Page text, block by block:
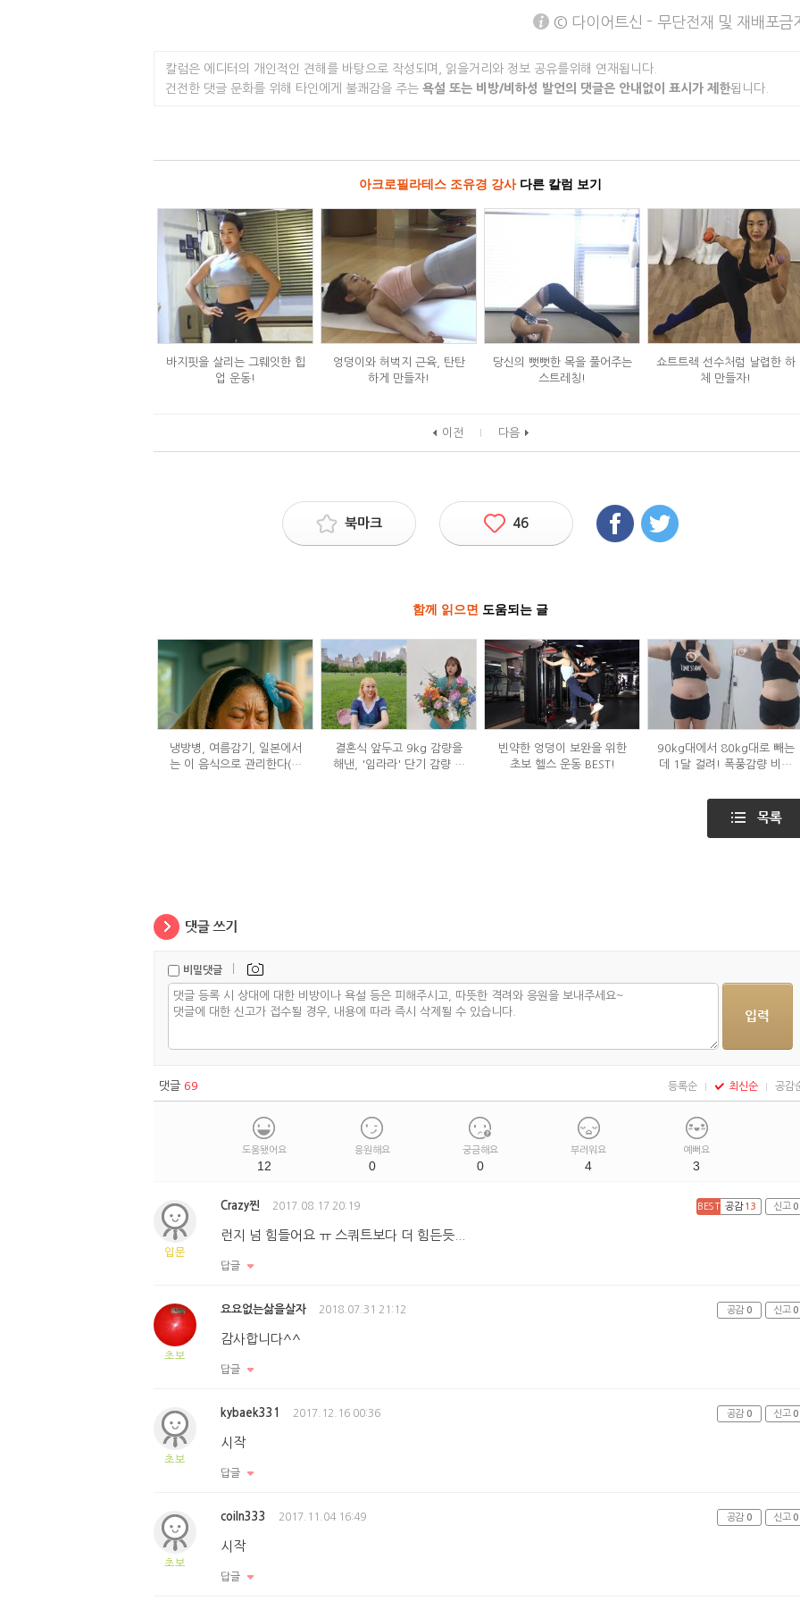
© 다이어트신 - 무단전재 및 재배포금
칼럼은 에디터의 개인적인 견해를 바탕으로 작성되며, 읽을거리와 정보 공유를위해 연재됩니다.
건전한 댓글 문화를 위해 타인에게 불쾌감을 주는 욕설 또는 비방/비하성 발언의 댓글은 안내없이 표시가 제한됩니다.
아크로필라테스 조유경 강사 다른 칼럼 보기
바지핏을 살리는 그뤠잇한 힙
업 운동!
엉덩이와 허벅지 근육, 탄탄
하게 만들자!
당신의 뻣뻣한 목을 풀어주는
스트레칭!
쇼트트렉 선수처럼 날렵한 하
체 만들자!
이전 다음
북마크 46
함께 읽으면 도움되는 글
냉방병, 여름감기, 일본에서
는 이 음식으로 관리한다(생
결혼식 앞두고 9kg 감량을
해낸, '임라라' 단기 감량 식
빈약한 엉덩이 보완을 위한
초보 헬스 운동 BEST!
90kg대에서 80kg대로 빼는
데 1달 걸려! 폭풍감량 비결
비밀댓글
댓글 69 등록순 최신순 공감
도움됐어요
12
응원해요
0
궁금해요
0
부러워요
4
예뻐요
3
입문
Crazy찐 2017.08.17 20:19
런지 넘 힘들어요 ㅠ 스쿼트보다 더 힘든듯...
답글
BEST 공감13 신고 0
초보
요요없는삶을살자 2018.07.31 21:12
감사합니다^^
답글
공감 0 신고 0
초보
kybaek331 2017.12.16 00:36
시작
답글
공감 0 신고 0
초보
coiln333 2017.11.04 16:49
시작
답글
공감 0 신고 0